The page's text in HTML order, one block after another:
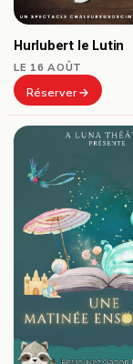
Hurlubert le Lutin
LE 16 AOÛT
Réserver